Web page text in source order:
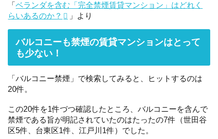
「ベランダを含む「完全禁煙賃貸マンション」はどれく
らいあるのか？
」より
バルコニーも禁煙の賃貸マンションはとって
も少ない！
「バルコニー禁煙」で検索してみると、ヒットするのは
20件。
この20件を1件づつ確認したところ、バルコニーを含んで
禁煙である旨が明記されていたのはたったの7件（世田谷
区5件、台東区1件、江戸川1件）でした。